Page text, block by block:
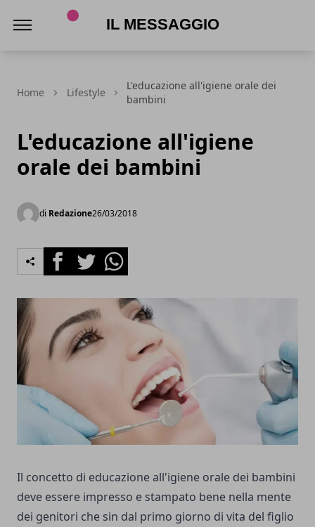
Home Lifestyle
L'educazione all'igiene orale dei
bambini
L'educazione all'igiene
orale dei bambini
di Redazione26/03/2018
FacebookTwitterWhatsapp
Il concetto di educazione all'igiene orale dei bambini
deve essere impresso e stampato bene nella mente
dei genitori che sin dal primo giorno di vita del figlio